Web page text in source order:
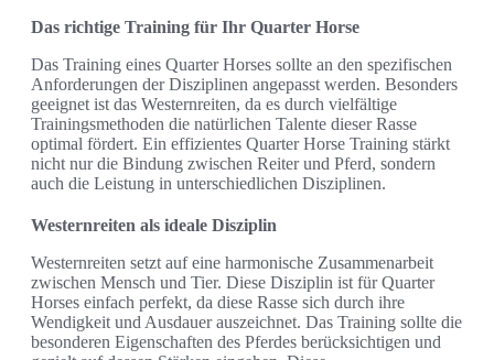
Das richtige Training für Ihr Quarter Horse
Das Training eines Quarter Horses sollte an den spezifischen
Anforderungen der Disziplinen angepasst werden. Besonders
geeignet ist das Westernreiten, da es durch vielfältige
Trainingsmethoden die natürlichen Talente dieser Rasse
optimal fördert. Ein effizientes Quarter Horse Training stärkt
nicht nur die Bindung zwischen Reiter und Pferd, sondern
auch die Leistung in unterschiedlichen Disziplinen.
Westernreiten als ideale Disziplin
Westernreiten setzt auf eine harmonische Zusammenarbeit
zwischen Mensch und Tier. Diese Disziplin ist für Quarter
Horses einfach perfekt, da diese Rasse sich durch ihre
Wendigkeit und Ausdauer auszeichnet. Das Training sollte die
besonderen Eigenschaften des Pferdes berücksichtigen und